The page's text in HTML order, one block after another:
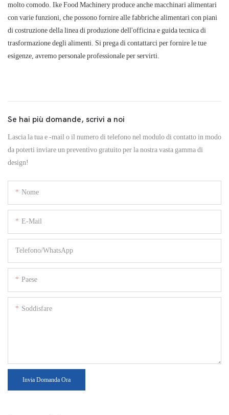
molto comodo. Ike Food Machinery produce anche macchinari alimentari
con varie funzioni, che possono fornire alle fabbriche alimentari con piani
di costruzione della linea di produzione dell'officina e guida tecnica di
trasformazione degli alimenti. Si prega di contattarci per fornire le tue
esigenze, avremo personale professionale per servirti.
Se hai più domande, scrivi a noi
Lascia la tua e -mail o il numero di telefono nel modulo di contatto in modo
da poterti inviare un preventivo gratuito per la nostra vasta gamma di
design!
Nome
E-Mail
Telefono/WhatsApp
Paese
Soddisfare
Invia Domanda Ora